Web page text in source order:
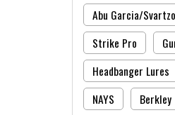
Abu Garcia/
Strike Pro
Headbanger Lures
NAYS
Berkley